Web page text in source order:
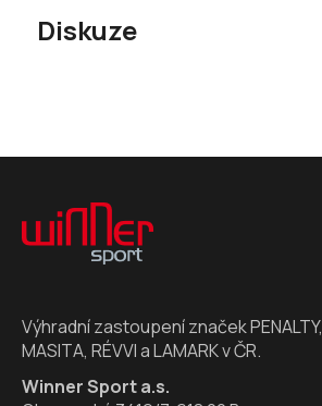
Diskuze
Z
Výhradní zastoupení značek PENALTY,
MASITA, RÉVVI a LAMARK v ČR.
Winner Sport a.s.